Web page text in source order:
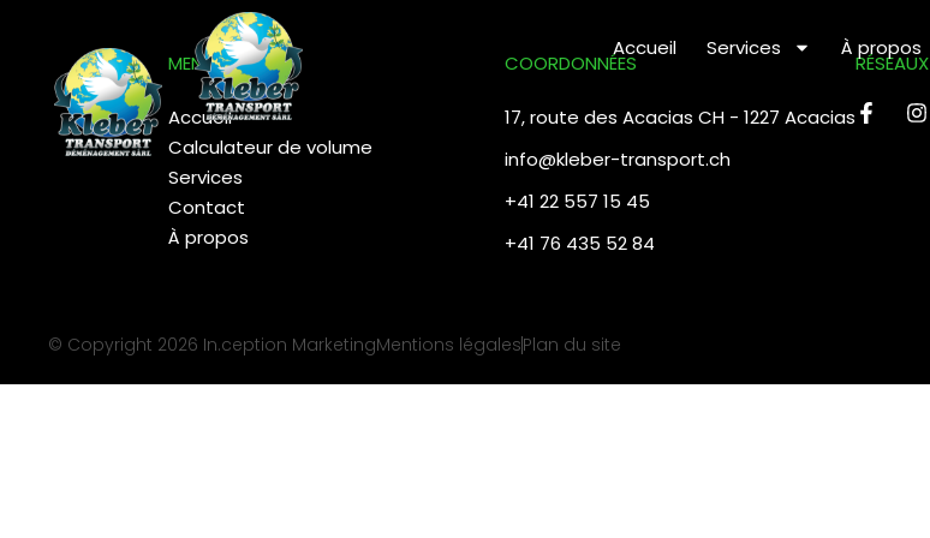
Accueil Services À propos
MENU
Accueil
Calculateur de volume
Services
Contact
À propos
COORDONNÉES
17, route des Acacias CH - 1227 Acacias
info@kleber-transport.ch
+41 22 557 15 45
+41 76 435 52 84
RÉSEAUX
© Copyright 2026 In.ception MarketingMentions légalesPlan du site